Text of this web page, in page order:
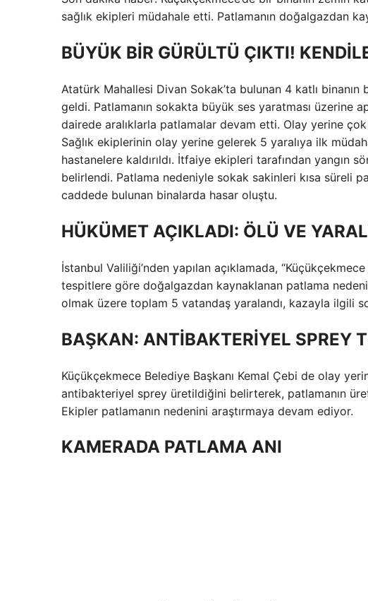
sağlık ekipleri müdahale etti. Patlamanın doğalgazdan
BÜYÜK BİR GÜRÜLTÜ ÇIKTI!
Atatürk Mahallesi Divan Sokak’ta bulunan 4 katlı
geldi. Patlamanın sokakta büyük ses yaratması üzerine
dairede aralıklarla patlamalar devam etti. Olay yerine
Sağlık ekiplerinin olay yerine gelerek 5 yaralıya ilk
hastanelere kaldırıldı. İtfaiye ekipleri tarafından yangın
belirlendi. Patlama nedeniyle sokak sakinleri kısa süreli
caddede bulunan binalarda hasar oluştu.
HÜKÜMET AÇIKLADI: ÖLÜ VE
İstanbul Valiliği’nden yapılan açıklamada,
tespitlere göre doğalgazdan kaynaklanan patlama
olmak üzere toplam 5 vatandaş yaralandı, kazayla ilgili
BAŞKAN: ANTİBAKTERİYEL SPREY
Küçükçekmece Belediye Başkanı Kemal Çebi de olay
antibakteriyel sprey üretildiğini belirterek, patlamanın
Ekipler patlamanın nedenini araştırmaya devam ediyor.
KAMERADA PATLAMA ANI